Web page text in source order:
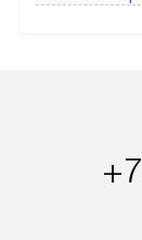
до подъезда,
в течение
регионы
100%